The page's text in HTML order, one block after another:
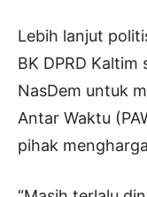
Lebih lanjut
BK DPRD
NasDem untuk
Antar Waktu
pihak